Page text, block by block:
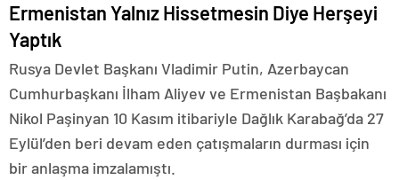
Ermenistan Yalnız Hissetmesin Diye Herşeyi
Yaptık
Rusya Devlet Başkanı Vladimir Putin, Azerbaycan
Cumhurbaşkanı İlham Aliyev ve Ermenistan Başbakanı
Nikol Paşinyan 10 Kasım itibariyle Dağlık Karabağ’da 27
Eylül’den beri devam eden çatışmaların durması için
bir anlaşma imzalamıştı.